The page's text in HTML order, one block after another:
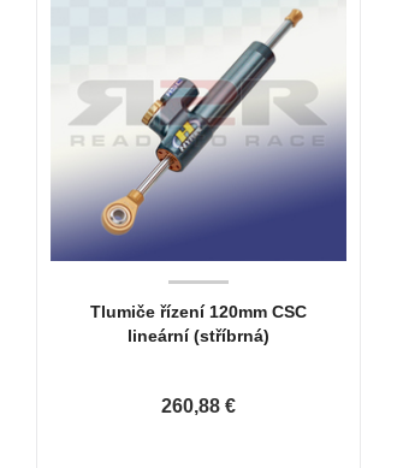
Tlumiče řízení 120mm CSC
lineární (stříbrná)
260,88 €